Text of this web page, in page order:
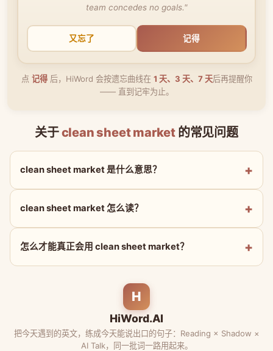
team concedes no goals."
又忘了 记得
点 记得后，HiWord 会按遗忘曲线在 1 天、3 天、7 天后再提醒你
—— 直到记牢为止。
关于clean sheet market 的常见问题
clean sheet market 是什么意思？
clean sheet market 怎么读？
怎么才能真正会用 clean sheet market？
H
HiWord.AI
把今天遇到的英文，练成今天能说出口的句子：Reading × Shadow ×
AI Talk，同一批词一路用起来。